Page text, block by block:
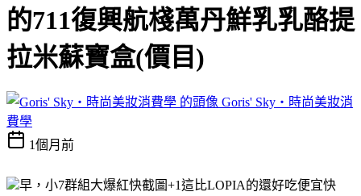
的711復興航棧萬丹鮮乳乳酪提
拉米蘇寶盒(價目)
Goris' Sky‧時尚美妝消
費學
1個月前
早，小7群組大爆紅快截圖+1這比LOPIA的還好吃便宜快